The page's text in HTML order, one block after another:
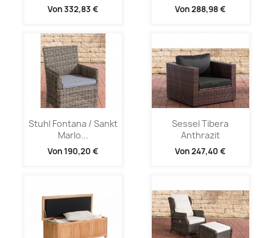
Von332,83 € Von288,98 €
Stuhl Fontana / Sankt
Marlo...
Von190,20 €
Sessel Tibera
Anthrazit
Von247,40 €